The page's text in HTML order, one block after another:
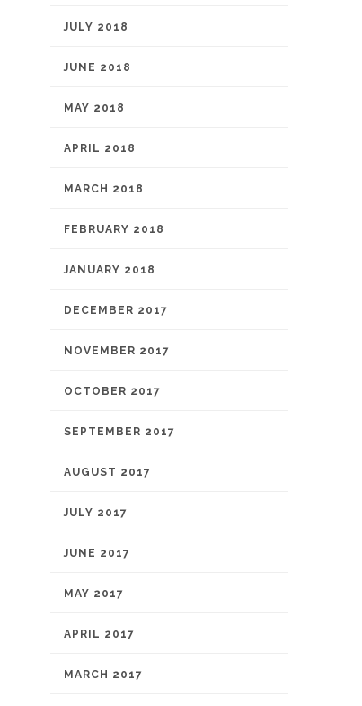
JULY 2018
JUNE 2018
MAY 2018
APRIL 2018
MARCH 2018
FEBRUARY 2018
JANUARY 2018
DECEMBER 2017
NOVEMBER 2017
OCTOBER 2017
SEPTEMBER 2017
AUGUST 2017
JULY 2017
JUNE 2017
MAY 2017
APRIL 2017
MARCH 2017